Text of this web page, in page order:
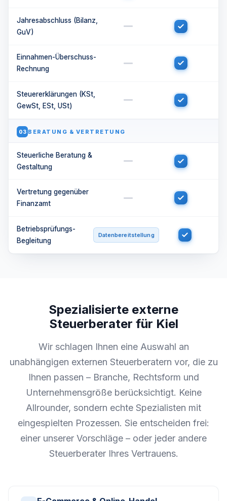
Jahresabschluss (Bilanz,
GuV)
Einnahmen-Überschuss-
Rechnung
Steuererklärungen (KSt,
GewSt, ESt, USt)
03 BERATUNG & VERTRETUNG
Steuerliche Beratung &
Gestaltung
Vertretung gegenüber
Finanzamt
Betriebsprüfungs-
Begleitung
Datenbereitstellung
Spezialisierte externe
Steuerberater für Kiel
Wir schlagen Ihnen eine Auswahl an
unabhängigen externen Steuerberatern vor, die zu
Ihnen passen – Branche, Rechtsform und
Unternehmensgröße berücksichtigt. Keine
Allrounder, sondern echte Spezialisten mit
eingespielten Prozessen. Sie entscheiden frei:
einer unserer Vorschläge – oder jeder andere
Steuerberater Ihres Vertrauens.